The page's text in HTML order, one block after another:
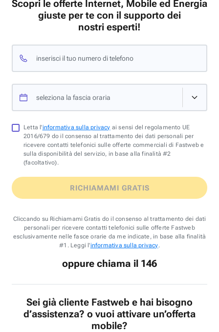
Scopri le offerte Internet, Mobile ed Energia
giuste per te con il supporto dei
nostri esperti!
inserisci il tuo numero di telefono
seleziona la fascia oraria
Letta l'informativa sulla privacy ai sensi del regolamento UE
2016/679 do il consenso al trattamento dei dati personali per
ricevere contatti telefonici sulle offerte commerciali di Fastweb e
sulla disponibilità del servizio, in base alla finalità #2
(facoltativo).
RICHIAMAMI GRATIS
Cliccando su Richiamami Gratis do il consenso al trattamento dei dati
personali per ricevere contatti telefonici sulle offerte Fastweb
esclusivamente nelle fasce orarie da me indicate, in base alla finalità
#1. Leggi l'informativa sulla privacy.
oppure chiama il 146
Sei già cliente Fastweb e hai bisogno
d’assistenza? o vuoi attivare un’offerta
mobile?